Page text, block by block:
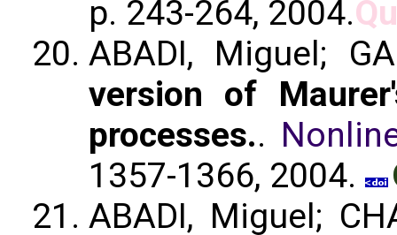
p. 243-264, 2004.
ABADI, Miguel;
version of
processes..
1357-1366, 2004.
ABADI, Miguel;